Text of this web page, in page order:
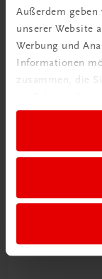
Außerdem
unserer Website
Werbung und
Informationen
zusammen, die
Jetzt